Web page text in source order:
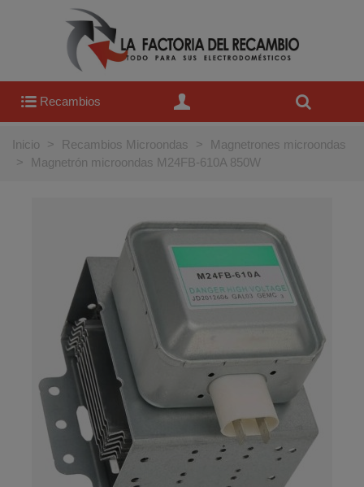
Recambios
Inicio > Recambios Microondas >
Magnetrones microondas
>
Magnetrón microondas M24FB-610A 850W